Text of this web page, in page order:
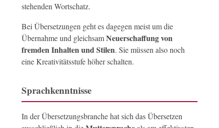
stehenden Wortschatz.
Bei Übersetzungen geht es dagegen meist um die
Übernahme und gleichsamNeuerschaffung von
fremden Inhalten und Stilen. Sie müssen also noch
eine Kreativitätsstufe höher schalten.
Sprachkenntnisse
In der Übersetzungsbranche hat sich das Übersetzen